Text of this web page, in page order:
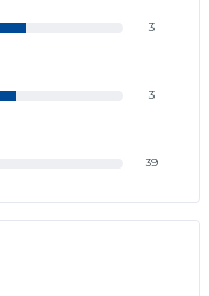
3
3
39